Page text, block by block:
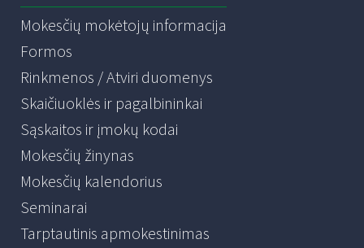
Mokesčių mokėtojų informacija
Formos
Rinkmenos / Atviri duomenys
Skaičiuoklės ir pagalbininkai
Sąskaitos ir įmokų kodai
Mokesčių žinynas
Mokesčių kalendorius
Seminarai
Tarptautinis apmokestinimas